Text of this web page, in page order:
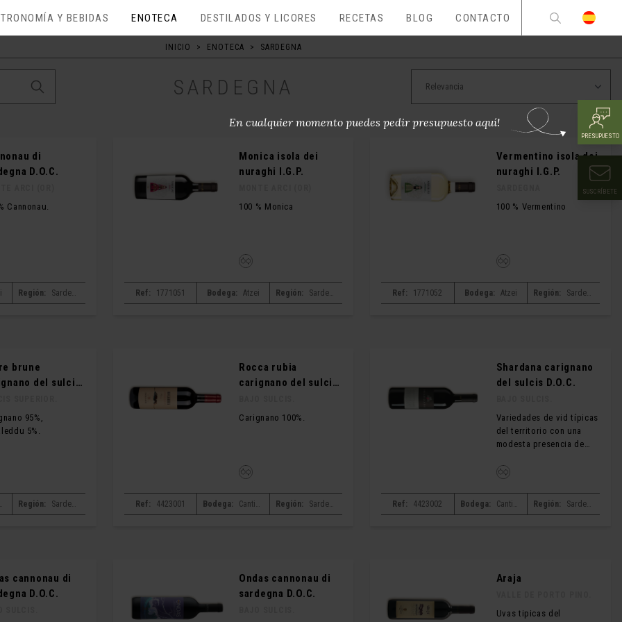
Y BEBIDAS ENOTECA DESTILADOS Y LICORES RECETAS BLOG CONTACTO
En cualquier momento puedes pedir presupuesto aquí!
PRESUPUESTO
SUSCRÍBETE
INICIO > ENOTECA > SARDEGNA
SARDEGNA
di
D.O.C.
Cannonau.
Región: Sardegna
Monica isola dei
nuraghi I.G.P.
100 % Monica
Ref: 1771051 Bodega: Atzei Región: Sardegna
Vermentino isola dei
nuraghi I.G.P.
100 % Vermentino
Ref: 1771052 Bodega: Atzei Región: Sardegna
brune
del sulcis
95%,
5%.
Región: Sardegna
Rocca rubia
carignano del sulcis
Carignano 100%.
Ref: 4423001 Bodega: Cantina santadi Región: Sardegna
Shardana carignano
del sulcis D.O.C.
Variedades de vid típicas
del territorio con una
modesta presencia de
Ref: 4423002 Bodega: Cantina santadi Región: Sardegna
cannonau di
D.O.C.
Ondas cannonau di
sardegna D.O.C.
Araja
Uvas tipicas del